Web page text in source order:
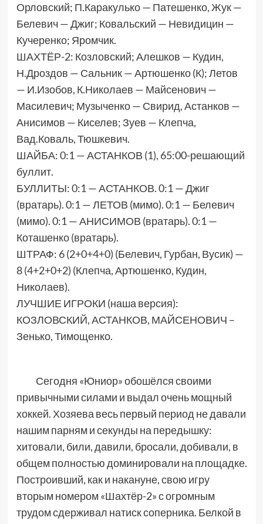
Орловский; П.Каракулько — Патешенко, Жук —
Белевич — Джиг; Ковальский — Невидицин —
Кучеренко; Яромчик.
ШАХТЁР-2: Козловский; Алешков — Кудин,
Н.Дроздов — Сальник — Артюшенко (К); Летов
— И.Изобов, К.Николаев — Майсенович —
Масилевич; Музыченко — Свирид, Астанков —
Анисимов — Киселев; Зуев — Клепча,
Вад.Коваль, Тюшкевич.
ШАЙБА: 0:1 — АСТАНКОВ (1), 65:00-решающий
буллит.
БУЛЛИТЫ: 0:1 — АСТАНКОВ. 0:1 — Джиг
(вратарь). 0:1 — ЛЕТОВ (мимо). 0:1 — Белевич
(мимо). 0:1 — АНИСИМОВ (вратарь). 0:1 —
Коташенко (вратарь).
ШТРАФ: 6 (2+0+4+0) (Белевич, Гурбан, Вусик) —
8 (4+2+0+2) (Клепча, Артюшенко, Кудин,
Николаев).
ЛУЧШИЕ ИГРОКИ (наша версия):
КОЗЛОВСКИЙ, АСТАНКОВ, МАЙСЕНОВИЧ –
Зенько, Тимощенко.
Сегодня «Юниор» обошёлся своими
привычными силами и выдал очень мощный
хоккей. Хозяева весь первый период не давали
нашим парням и секунды на передышку:
хитовали, били, давили, бросали, добивали, в
общем полностью доминировали на площадке.
Построивший, как и накануне, свою игру
вторым номером «Шахтёр-2» с огромным
трудом сдерживал натиск соперника. Белкой в